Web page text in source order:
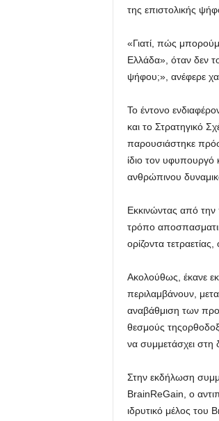
της επιστολικής
«Γιατί, πώς
Ελλάδα», όταν δεν
ψήφου;», ανέφερε
Το έντονο
και το Στρατηγικό
παρουσιάστηκε
ίδιο τον υφυπουργό
ανθρώπινου
Εκκινώντας από την
τρόπο
ορίζοντα
Ακολούθως, έκανε
περιλαμβάνουν,
αναβάθμιση των
θεσμούς
να συμμετάσχει στη
Στην εκδήλωση
BrainReGain, ο
ιδρυτικό μέλος